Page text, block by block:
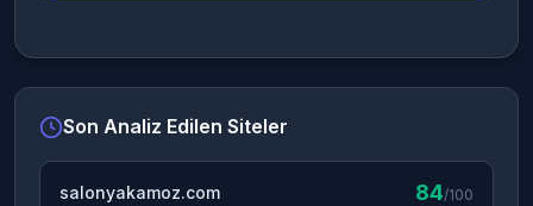
Son Analiz Edilen Siteler
salonyakamoz.com 84/100